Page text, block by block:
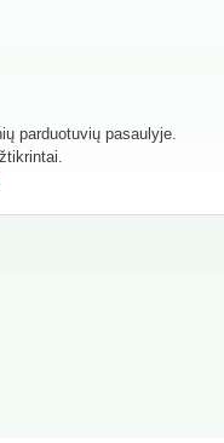
parduotuvių pasaulyje.